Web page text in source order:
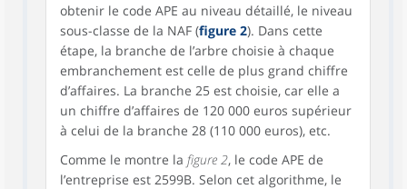
obtenir le code APE au niveau détaillé, le niveau
sous-classe de la NAF (figure 2). Dans cette
étape, la branche de l’arbre choisie à chaque
embranchement est celle de plus grand chiffre
d’affaires. La branche 25 est choisie, car elle a
un chiffre d’affaires de 120 000 euros supérieur
à celui de la branche 28 (110 000 euros), etc.
Comme le montre la figure 2, le code APE de
l’entreprise est 2599B. Selon cet algorithme, le